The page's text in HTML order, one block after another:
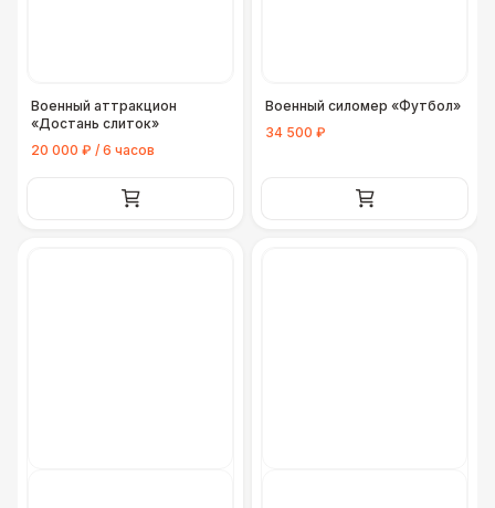
Военный аттракцион
«Достань слиток»
20 000 ₽ / 6 часов
Военный силомер «Футбол»
34 500 ₽